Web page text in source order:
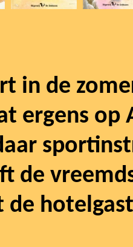
in de
ergens op
de
de